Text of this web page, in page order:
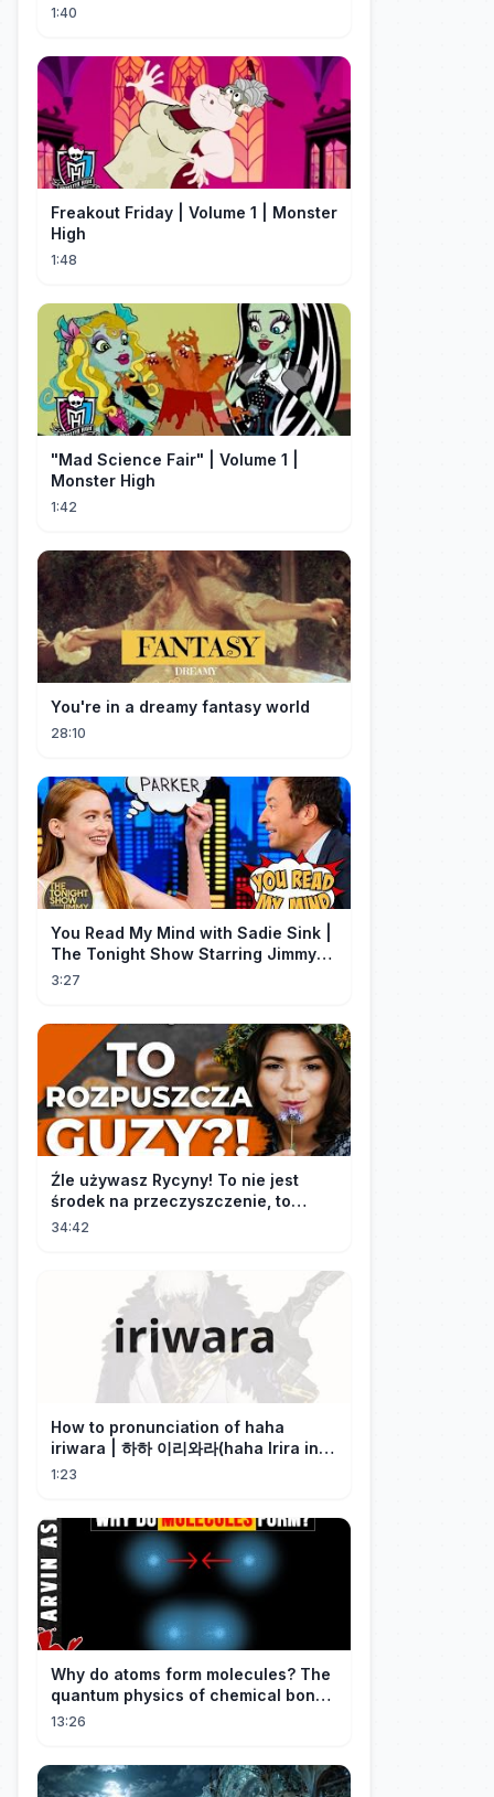
1:40
Freakout Friday | Volume 1 | Monster
High
1:48
"Mad Science Fair" | Volume 1 |
Monster High
1:42
You're in a dreamy fantasy world
28:10
You Read My Mind with Sadie Sink |
The Tonight Show Starring Jimmy
Fallon
3:27
Źle używasz Rycyny! To nie jest
środek na przeczyszczenie, to
potężny "rozpuszczalnik".
34:42
How to pronunciation of haha
iriwara | 하하 이리와라(haha Irira in
Korean)
1:23
Why do atoms form molecules? The
quantum physics of chemical bonds
explained
13:26